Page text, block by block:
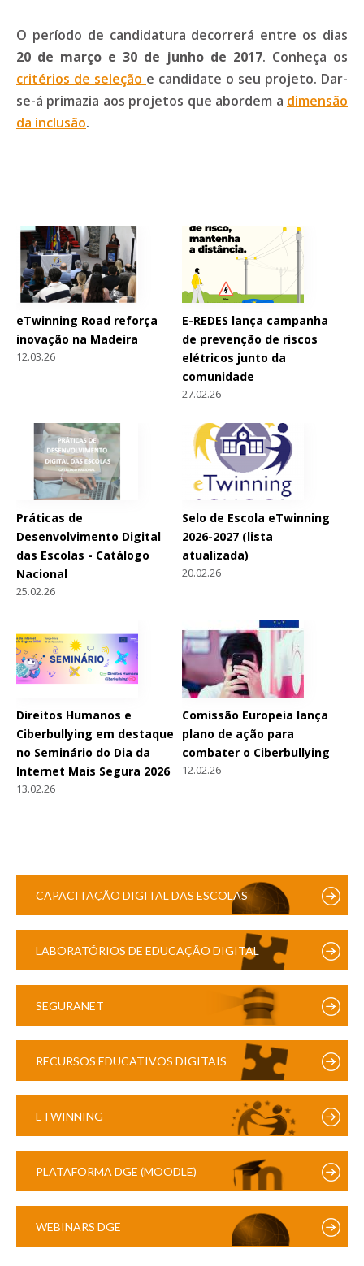
O período de candidatura decorrerá entre os dias
20 de março e 30 de junho de 2017. Conheça os
critérios de seleção e candidate o seu projeto. Dar-
se-á primazia aos projetos que abordem a dimensão
da inclusão.
eTwinning Road reforça
inovação na Madeira
12.03.26
E-REDES lança campanha
de prevenção de riscos
elétricos junto da
comunidade
27.02.26
Práticas de
Desenvolvimento Digital
das Escolas - Catálogo
Nacional
25.02.26
Selo de Escola eTwinning
2026-2027 (lista
atualizada)
20.02.26
Direitos Humanos e
Ciberbullying em destaque
no Seminário do Dia da
Internet Mais Segura 2026
13.02.26
Comissão Europeia lança
plano de ação para
combater o Ciberbullying
12.02.26
CAPACITAÇÃO DIGITAL DAS ESCOLAS
LABORATÓRIOS DE EDUCAÇÃO DIGITAL
SEGURANET
RECURSOS EDUCATIVOS DIGITAIS
ETWINNING
PLATAFORMA DGE (MOODLE)
WEBINARS DGE